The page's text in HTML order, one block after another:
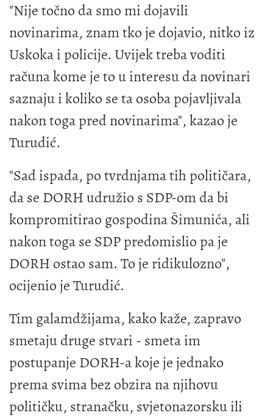
"Nije točno da smo mi dojavili
novinarima, znam tko je dojavio, nitko iz
Uskoka i policije. Uvijek treba voditi
računa kome je to u interesu da novinari
saznaju i koliko se ta osoba pojavljivala
nakon toga pred novinarima", kazao je
Turudić.
"Sad ispada, po tvrdnjama tih političara,
da se DORH udružio s SDP-om da bi
kompromitirao gospodina Šimunića, ali
nakon toga se SDP predomislio pa je
DORH ostao sam. To je ridikulozno",
ocijenio je Turudić.
Tim galamdžijama, kako kaže, zapravo
smetaju druge stvari - smeta im
postupanje DORH-a koje je jednako
prema svima bez obzira na njihovu
političku, stranačku, svjetonazorsku ili